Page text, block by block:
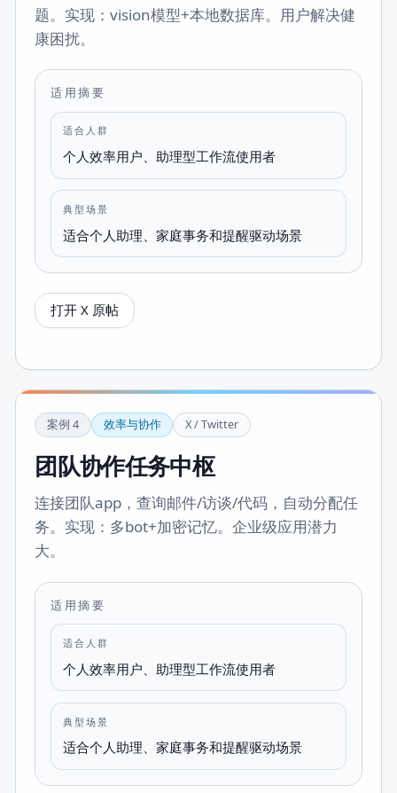
题。实现：vision模型+本地数据库。用户解决健
康困扰。
适用摘要
适合人群
个人效率用户、助理型工作流使用者
典型场景
适合个人助理、家庭事务和提醒驱动场景
打开 X 原帖
案例 4 效率与协作 X / Twitter
团队协作任务中枢
连接团队app，查询邮件/访谈/代码，自动分配任
务。实现：多bot+加密记忆。企业级应用潜力
大。
适用摘要
适合人群
个人效率用户、助理型工作流使用者
典型场景
适合个人助理、家庭事务和提醒驱动场景